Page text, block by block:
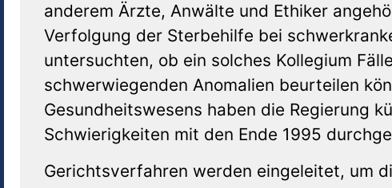
anderem Ärzte, Anwälte und Ethiker
Verfolgung der Sterbehilfe bei
untersuchten, ob ein solches Kollegium
schwerwiegenden Anomalien beurteilen
Gesundheitswesens haben die Regierung
Schwierigkeiten mit den Ende 1995
Gerichtsverfahren werden eingeleitet, um